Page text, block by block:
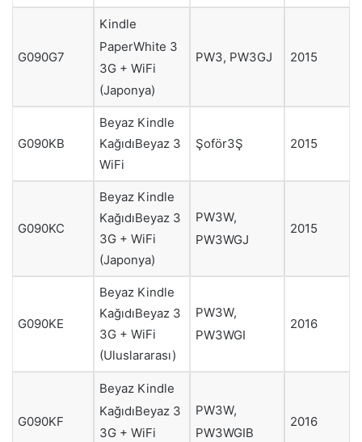
G090G7
Kindle
PaperWhite 3
3G + WiFi
(Japonya)
PW3, PW3GJ 2015
G090KB
Beyaz Kindle
KağıdıBeyaz 3
WiFi
Şoför3Ş 2015
G090KC
Beyaz Kindle
KağıdıBeyaz 3
3G + WiFi
(Japonya)
PW3W,
PW3WGJ
2015
G090KE
Beyaz Kindle
KağıdıBeyaz 3
3G + WiFi
(Uluslararası)
PW3W,
PW3WGI
2016
G090KF
Beyaz Kindle
KağıdıBeyaz 3
3G + WiFi
PW3W,
PW3WGIB
2016